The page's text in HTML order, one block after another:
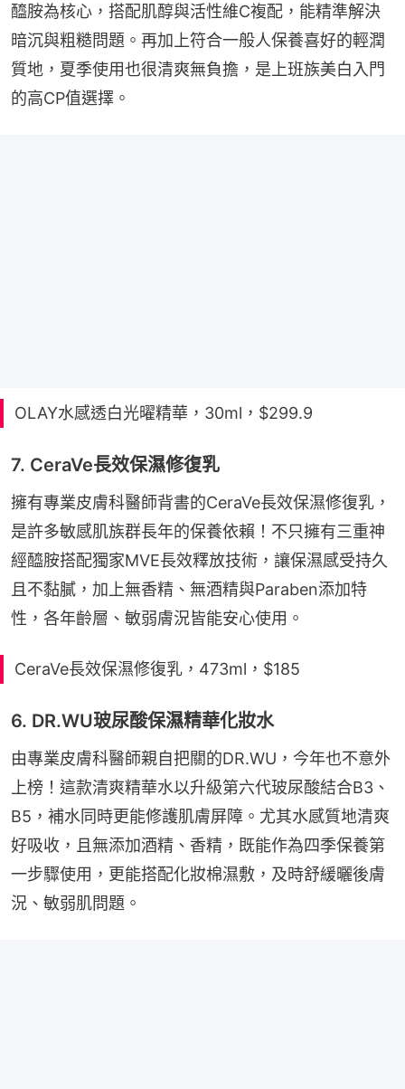
醯胺為核心，搭配肌醇與活性維C複配，能精準解決
暗沉與粗糙問題。再加上符合一般人保養喜好的輕潤
質地，夏季使用也很清爽無負擔，是上班族美白入門
的高CP值選擇。
OLAY水感透白光曜精華，30ml，$299.9
7. CeraVe長效保濕修復乳
擁有專業皮膚科醫師背書的CeraVe長效保濕修復乳，
是許多敏感肌族群長年的保養依賴！不只擁有三重神
經醯胺搭配獨家MVE長效釋放技術，讓保濕感受持久
且不黏膩，加上無香精、無酒精與Paraben添加特
性，各年齡層、敏弱膚況皆能安心使用。
CeraVe長效保濕修復乳，473ml，$185
6. DR.WU玻尿酸保濕精華化妝水
由專業皮膚科醫師親自把關的DR.WU，今年也不意外
上榜！這款清爽精華水以升級第六代玻尿酸結合B3、
B5，補水同時更能修護肌膚屏障。尤其水感質地清爽
好吸收，且無添加酒精、香精，既能作為四季保養第
一步驟使用，更能搭配化妝棉濕敷，及時舒緩曬後膚
況、敏弱肌問題。